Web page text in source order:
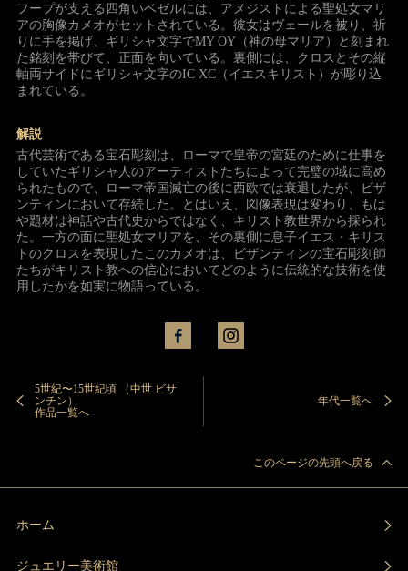
フープが支える四角いベゼルには、アメジストによる聖処女マリ
アの胸像カメオがセットされている。彼女はヴェールを被り、祈
りに手を掲げ、ギリシャ文字でMY OY（神の母マリア）と刻まれ
た銘刻を帯びて、正面を向いている。裏側には、クロスとその縦
軸両サイドにギリシャ文字のIC XC（イエスキリスト）が彫り込
まれている。
解説
古代芸術である宝石彫刻は、ローマで皇帝の宮廷のために仕事を
していたギリシャ人のアーティストたちによって完璧の域に高め
られたもので、ローマ帝国滅亡の後に西欧では衰退したが、ビザ
ンティンにおいて存続した。とはいえ、図像表現は変わり、もは
や題材は神話や古代史からではなく、キリスト教世界から採られ
た。一方の面に聖処女マリアを、その裏側に息子イエス・キリス
トのクロスを表現したこのカメオは、ビザンティンの宝石彫刻師
たちがキリスト教への信心においてどのように伝統的な技術を使
用したかを如実に物語っている。
5世紀〜15世紀頃 （中世 ビサ
ンチン）
作品一覧へ
年代一覧へ
このページの先頭へ戻る
ホーム
ジュエリー美術館